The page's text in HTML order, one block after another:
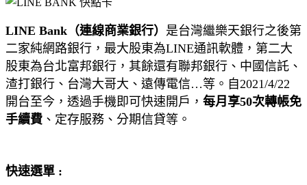
LINE Bank（連線商業銀行） 是台灣繼樂天銀行之後第
二家純網路銀行，最大股東為LINE通訊軟體，第二大
股東為台北富邦銀行，其餘還有聯邦銀行、中國信託、
渣打銀行、台灣大哥大、遠傳電信…等。自2021/4/22
開台至今，透過手機即可快速開戶， 每月享50次轉帳免
手續費 、定存服務、分期信貸等。
快速選單 :